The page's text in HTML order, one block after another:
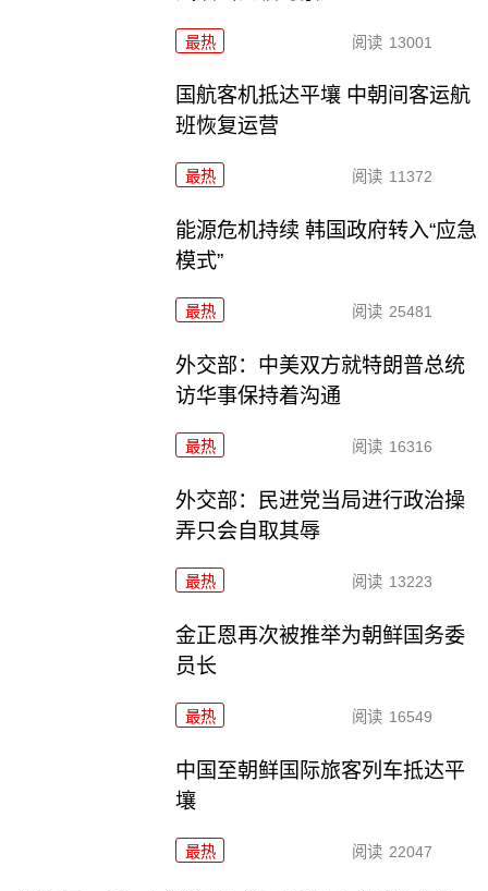
最热 阅读 13001
国航客机抵达平壤 中朝间客运航
班恢复运营
最热 阅读 11372
能源危机持续 韩国政府转入“应急
模式”
最热 阅读 25481
外交部：中美双方就特朗普总统
访华事保持着沟通
最热 阅读 16316
外交部：民进党当局进行政治操
弄只会自取其辱
最热 阅读 13223
金正恩再次被推举为朝鲜国务委
员长
最热 阅读 16549
中国至朝鲜国际旅客列车抵达平
壤
最热 阅读 22047